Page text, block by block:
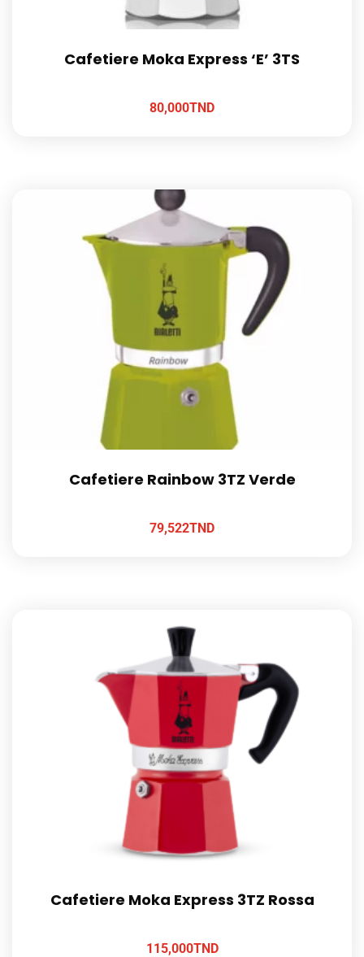
Cafetiere Moka Express ‘E’ 3TS
80,000TND
Cafetiere Rainbow 3TZ Verde
79,522TND
Cafetiere Moka Express 3TZ Rossa
115,000TND